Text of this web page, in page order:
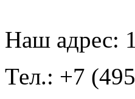
Наш адрес:
Тел.: +7